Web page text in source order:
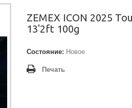
ZEMEX ICON 2025
13'2ft 100g
Состояние: Новое
Печать